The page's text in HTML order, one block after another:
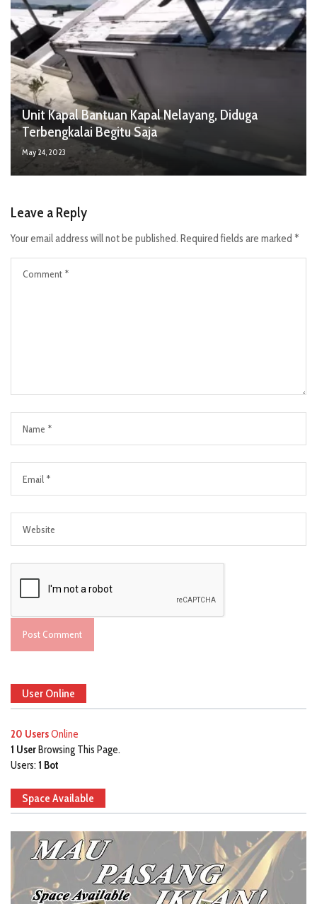
Unit Kapal Bantuan Kapal Nelayang, Diduga
Terbengkalai Begitu Saja
May 24, 2023
Leave a Reply
Your email address will not be published. Required fields are marked *
User Online
20 UsersOnline
1 User Browsing This Page.
Users: 1 Bot
Space Available